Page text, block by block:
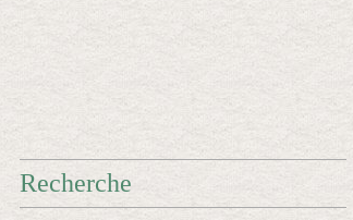
Recherche